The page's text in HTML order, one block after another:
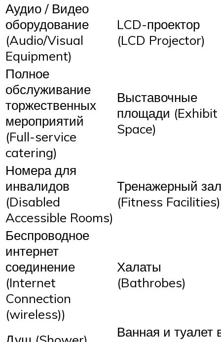
Аудио / Видео
оборудование
(Audio/Visual
Equipment)
LCD-проектор
(LCD Projector)
Полное
обслуживание
торжественных
мероприятий
(Full-service
catering)
Выставочные
площади (Exhibit
Space)
Номера для
инвалидов
(Disabled
Accessible Rooms)
Тренажерный зал
(Fitness Facilities)
Беспроводное
интернет
соединение
(Internet
Connection
(wireless))
Халаты
(Bathrobes)
Ванная и туалет